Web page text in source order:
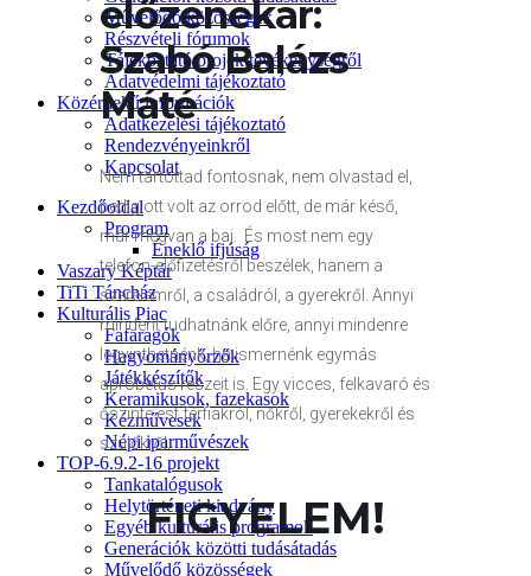
Művelődő közösségek
Részvételi fórumok
Tájékoztató projekttevékenységről
Adatvédelmi tájékoztató
Közérdekű információk
Adatkezelési tájékoztató
Rendezvényeinkről
Kapcsolat
Kezdőoldal
Program
Éneklő ifjúság
Vaszary Képtár
TiTi Táncház
Kulturális Piac
Fafaragók
Hagyományőrzők
Játékkészítők
Keramikusok, fazekasok
Kézművesek
Népi iparművészek
TOP-6.9.2-16 projekt
Tankatalógusok
Helytörténeti kiadvány
Egyéb kulturális programok
Generációk közötti tudásátadás
Művelődő közösségek
előzenekar:
Szabó Balázs
Máté
Nem tartottad fontosnak, nem olvastad el,
pedig ott volt az orrod előtt, de már késő,
már megvan a baj. És most nem egy
telefon-előfizetésről beszélek, hanem a
szerelemről, a családról, a gyerekről. Annyi
mindent tudhatnánk előre, annyi mindenre
legyinthetnénk, ha ismernénk egymás
apróbetűs részeit is. Egy vicces, felkavaró és
őszinte est férfiakról, nőkről, gyerekekről és
szülőkről.
FIGYELEM!